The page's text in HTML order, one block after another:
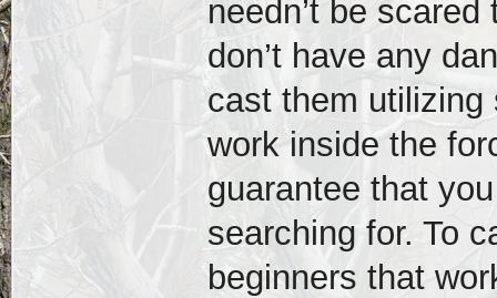
needn’t be
don’t have any
cast them
work inside the
guarantee that
searching for. To
beginners that